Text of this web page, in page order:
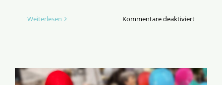
Weiterlesen Kommentare deaktiviertfür